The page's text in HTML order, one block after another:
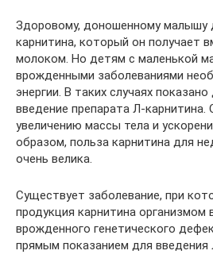
Здоровому, доношенному малышу
карнитина, который он получает
молоком. Но детям с маленькой
врожденными заболеваниями
энергии. В таких случаях
введение препарата Л-карнитина.
увеличению массы тела и
образом, польза карнитина для
очень велика.
Существует заболевание, при
продукция карнитина организмом
врожденного генетического
прямым показанием для введения